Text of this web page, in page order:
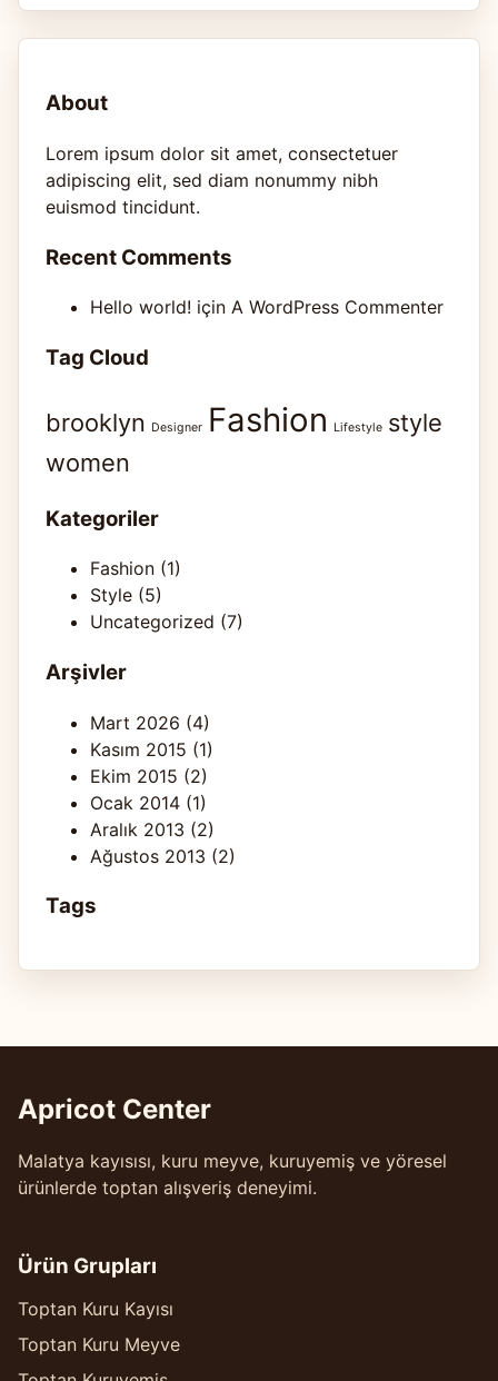
sayfalaması
About
Lorem ipsum dolor sit amet, consectetuer
adipiscing elit, sed diam nonummy nibh
euismod tincidunt.
Recent Comments
Hello world! için A WordPress Commenter
Tag Cloud
brooklyn Designer Fashion Lifestyle style
women
Kategoriler
Fashion (1)
Style (5)
Uncategorized (7)
Arşivler
Mart 2026 (4)
Kasım 2015 (1)
Ekim 2015 (2)
Ocak 2014 (1)
Aralık 2013 (2)
Ağustos 2013 (2)
Tags
Apricot Center
Malatya kayısısı, kuru meyve, kuruyemiş ve yöresel
ürünlerde toptan alışveriş deneyimi.
Ürün Grupları
Toptan Kuru Kayısı
Toptan Kuru Meyve